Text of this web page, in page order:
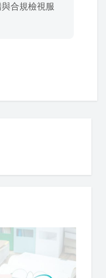
合規檢視服